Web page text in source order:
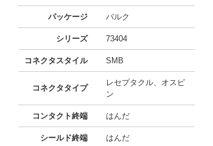
パッケージ バルク
シリーズ 73404
コネクタスタイル SMB
コネクタタイプ
レセプタクル、オスピ
ン
コンタクト終端 はんだ
シールド終端 はんだ